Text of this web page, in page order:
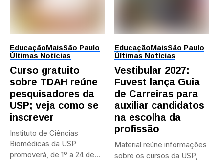
EducaçãoMaisSão Paulo
Últimas Notícias
Curso gratuito
sobre TDAH reúne
pesquisadores da
USP; veja como se
inscrever
Instituto de Ciências
Biomédicas da USP
promoverá, de 1º a 24 de...
EducaçãoMaisSão Paulo
Últimas Notícias
Vestibular 2027:
Fuvest lança Guia
de Carreiras para
auxiliar candidatos
na escolha da
profissão
Material reúne informações
sobre os cursos da USP,